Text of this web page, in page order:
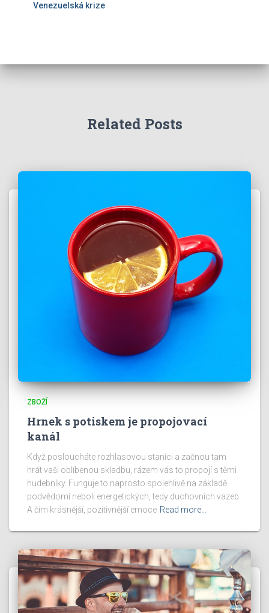
Venezuelská krize
Related Posts
ZBOŽÍ
Hrnek s potiskem je propojovací
kanál
Když posloucháte rozhlasovou stanici a začnou tam
hrát vaši oblíbenou skladbu, rázem vás to propojí s těmi
hudebníky. Funguje to naprosto spolehlivě na základě
podvědomí neboli energetických, tedy duchovních vazeb.
A čím krásnější, pozitivnější emoce Read more…